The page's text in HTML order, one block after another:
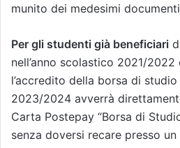
munito dei medesimi
Per gli studenti già beneficiari
nell’anno scolastico 2021/
l’accredito della borsa di
2023/2024 avverrà
Carta Postepay “Borsa di
senza doversi recare presso